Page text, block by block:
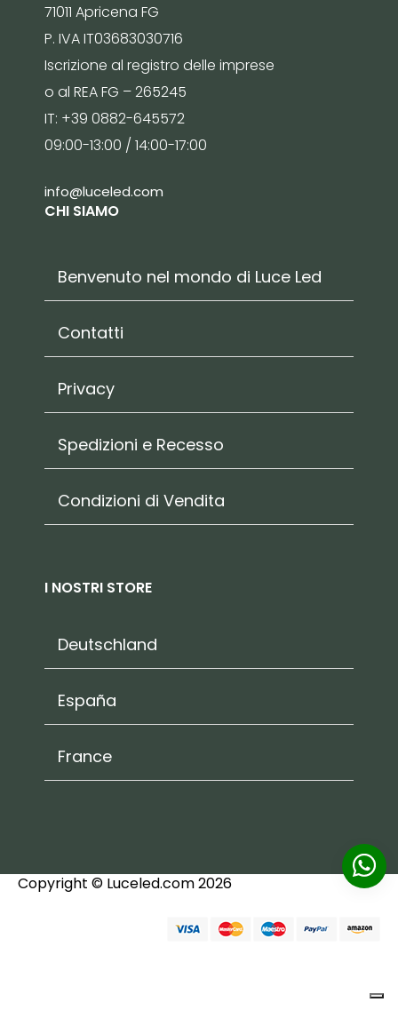
71011 Apricena FG
P. IVA IT03683030716
Iscrizione al registro delle imprese
o al REA FG – 265245
IT: +39 0882-645572
09:00-13:00 / 14:00-17:00
info@luceled.com
CHI SIAMO
Benvenuto nel mondo di Luce Led
Contatti
Privacy
Spedizioni e Recesso
Condizioni di Vendita
I NOSTRI STORE
Deutschland
España
France
Copyright © Luceled.com 2026